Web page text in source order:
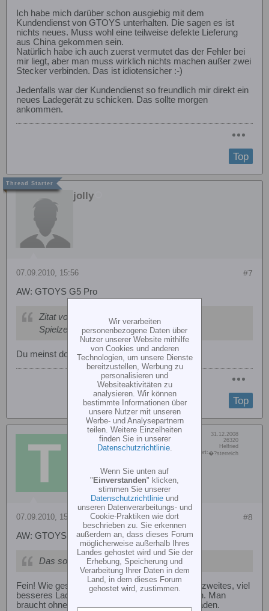
Ich habe mich darüber schon ausgiebig mit dem
Kundendienst von GTOYS unterhalten. Die sagen es ist
nichts neues. Muss wohl eine teilweise defekte Lieferung
aus China gekommen sein.
Natürlich habe ich auch zuerst vermutet das der Fehler bei
mir liegt, aber man muss wirklich nichts machen außer zwei
Stecker verbinden. Das ist idiotensicher :-)
Jedenfalls war der Kundendienst so freundlich mir direkt ein
neues Ladegerät zu schicken. Das sollte morgen
ankommen.
Top
jolly
#7
07.09.2010, 15:56
AW: GTOYS G5 Pro
Zitat von
Spielzeugheli
Du meinst doch dann eher Lader
Top
Taumel S.
Senior Member
Dabei seit:
31.12.2008
26320
Helfried
Wohn/Flugort: �?sterreich
#8
07.09.2010, 15:58
AW: GTOYS G5 Pro
Das sollte morgen ankommen!
Fein! Wie gesagt, wirst du dir ohnedies bald ein zweites, viel
besseres Ladegerät (recht gute ab 30€) zulegen. Man
braucht ohnedies oft zwei zum gleichzeitigen Laden.
Wir verarbeiten
personenbezogene Daten über
Nutzer unserer Website mithilfe
von Cookies und anderen
Technologien, um unsere Dienste
bereitzustellen, Werbung zu
personalisieren und
Websiteaktivitäten zu
analysieren. Wir können
bestimmte Informationen über
unsere Nutzer mit unseren
Werbe- und Analysepartnern
teilen. Weitere Einzelheiten
finden Sie in unserer
Datenschutzrichtlinie.
Wenn Sie unten auf
" Einverstanden" klicken,
stimmen Sie unserer
Datenschutzrichtlinie und
unseren Datenverarbeitungs- und
Cookie-Praktiken wie dort
beschrieben zu. Sie erkennen
außerdem an, dass dieses Forum
möglicherweise außerhalb Ihres
Landes gehostet wird und Sie der
Erhebung, Speicherung und
Verarbeitung Ihrer Daten in dem
Land, in dem dieses Forum
gehostet wird, zustimmen.